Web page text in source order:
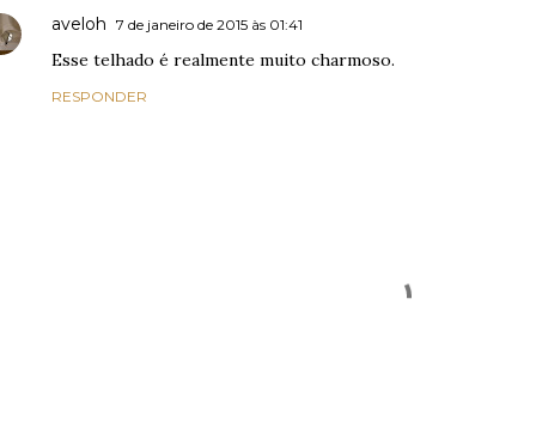
aveloh 7 de janeiro de 2015 às 01:41
Esse telhado é realmente muito charmoso.
RESPONDER